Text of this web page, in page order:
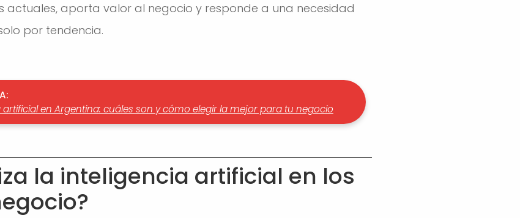
actuales, aporta valor al negocio y responde a una necesidad
por tendencia.
en Argentina: cuáles son y cómo elegir la mejor para tu negocio
la inteligencia artificial en los